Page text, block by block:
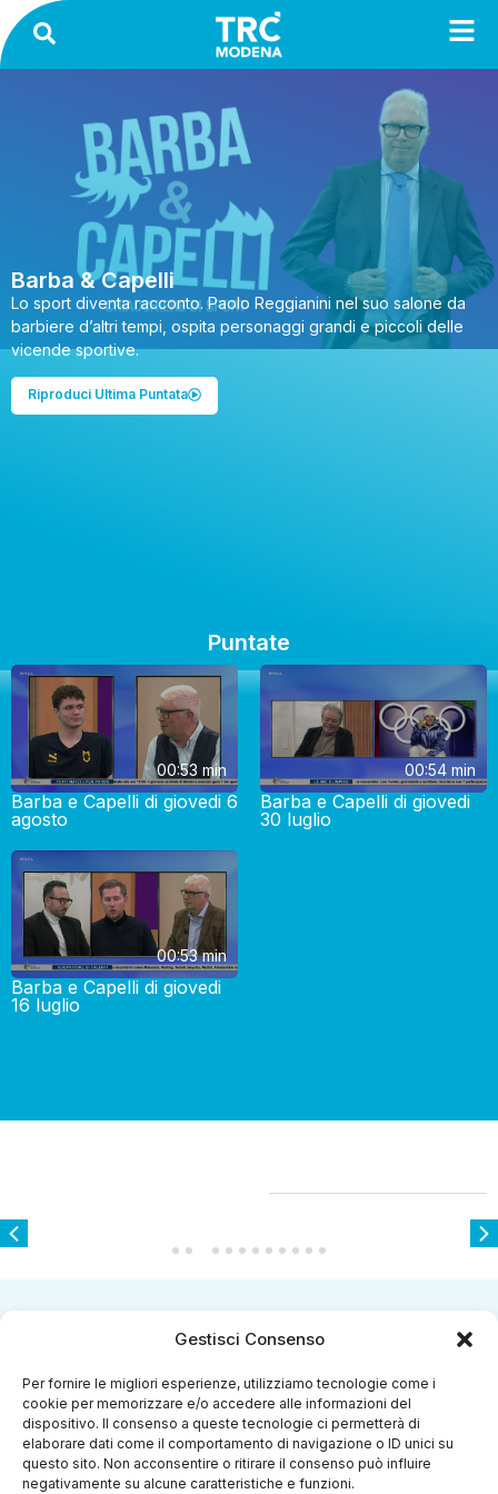
Gestisci Consenso
Per fornire le migliori esperienze, utilizziamo tecnologie come i
cookie per memorizzare e/o accedere alle informazioni del
dispositivo. Il consenso a queste tecnologie ci permetterà di
elaborare dati come il comportamento di navigazione o ID unici su
questo sito. Non acconsentire o ritirare il consenso può influire
negativamente su alcune caratteristiche e funzioni.
Barba & Capelli
Lo sport diventa racconto. Paolo Reggianini nel suo salone da
barbiere d’altri tempi, ospita personaggi grandi e piccoli delle
vicende sportive.
Riproduci Ultima Puntata
Puntate
00:53 min
Barba e Capelli di giovedi 6
agosto
00:54 min
Barba e Capelli di giovedi
30 luglio
00:53 min
Barba e Capelli di giovedi
16 luglio
5 6 8 9 1011 12